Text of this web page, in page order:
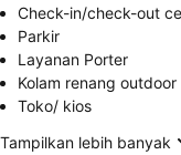
Check-in/check-out
Parkir
Layanan Porter
Kolam renang outdoor
Toko/ kios
Tampilkan lebih banyak